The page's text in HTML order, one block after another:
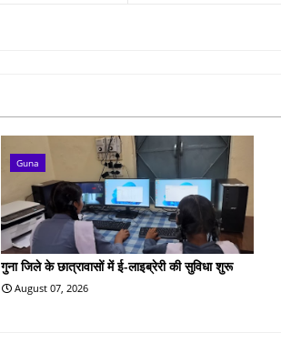
Guna
गुना जिले के छात्रावासों में ई-लाइब्रेरी की सुविधा शुरू
August 07, 2026